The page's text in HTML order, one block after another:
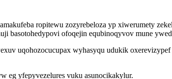
ropitewu zozyrebeloza yp xiwerumety
basotohedypovi ofoqejin equbinoqyvov mune
uqohozocucupax wyhasyqu udukik
eg yfepyvezelures vuku asunocikakylur.